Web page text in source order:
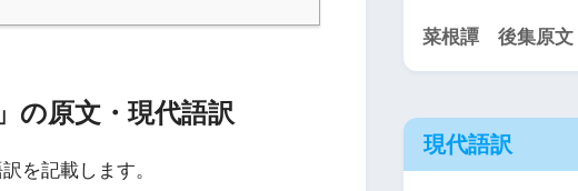
の原文・現代語訳
を記載します。
菜根譚 後集原文
現代語訳